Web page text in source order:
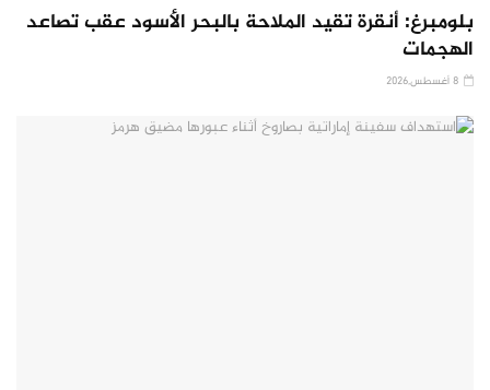
بلومبرغ: أنقرة تقيد الملاحة بالبحر الأسود عقب تصاعد
الهجمات